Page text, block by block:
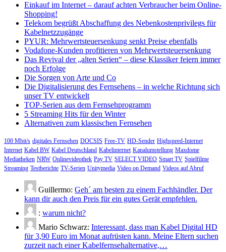
Einkauf im Internet – darauf achten Verbraucher beim Online-
Shopping!
Telekom begrüßt Abschaffung des Nebenkostenprivilegs für
Kabelnetzzugänge
PYUR: Mehrwertsteuersenkung senkt Preise ebenfalls
Vodafone-Kunden profitieren von Mehrwertsteuersenkung
Das Revival der „alten Serien“ – diese Klassiker feiern immer
noch Erfolge
Die Sorgen von Arte und Co
Die Digitalisierung des Fernsehens – in welche Richtung sich
unser TV entwickelt
TOP-Serien aus dem Fernsehprogramm
5 Streaming Hits für den Winter
Alternativen zum klassischen Fernsehen
100 Mbit/s digitales Fernsehen DOCSIS Free-TV HD-Sender Highspeed-Internet
Internet Kabel BW Kabel Deutschland Kabelinternet Kanalumstellung Maxdome
Mediatheken NRW Onlinevideothek Pay TV SELECT VIDEO Smart TV Spielfilme
Streaming Testberichte TV-Serien Unitymedia Video on Demand Videos auf Abruf
Guillermo: Geh´ am besten zu einem Fachhändler. Der
kann dir auch den Preis für ein gutes Gerät empfehlen.
: warum nicht?
Mario Schwarz: Interessant, dass man Kabel Digital HD
für 3,90 Euro im Monat aufrüsten kann. Meine Eltern suchen
zurzeit nach einer Kabelfernsehalternative,…